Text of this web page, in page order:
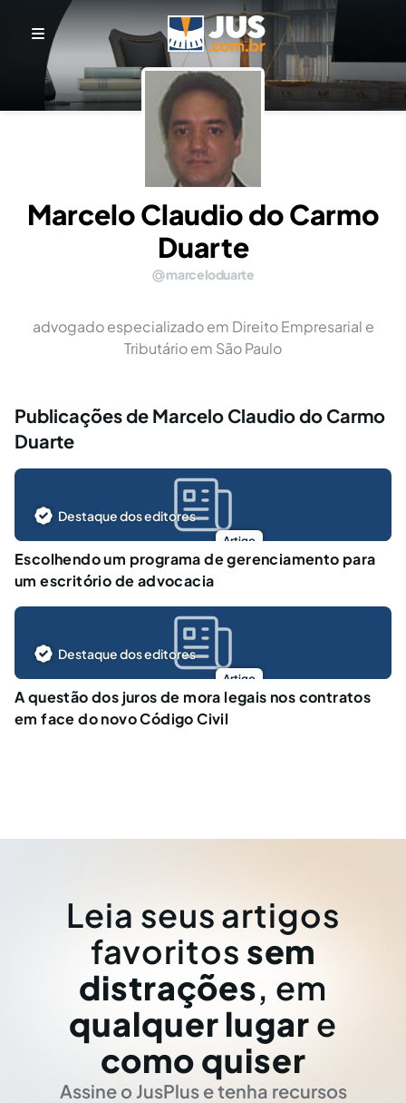
Marcelo Claudio do Carmo
Duarte
marceloduarte
advogado especializado em Direito Empresarial e
Tributário em São Paulo
Publicações de Marcelo Claudio do Carmo
Duarte
Artigo
Destaque dos editores
Escolhendo um programa de gerenciamento para
um escritório de advocacia
Artigo
Destaque dos editores
A questão dos juros de mora legais nos contratos
em face do novo Código Civil
Leia seus artigos
favoritos sem
distrações, em
qualquer lugar e
como quiser
Assine o JusPlus e tenha recursos